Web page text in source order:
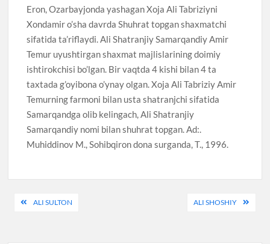
Eron, Ozarbayjonda yashagan Xoja Ali Tabriziyni
Xondamir o’sha davrda Shuhrat topgan shaxmatchi
sifatida ta’riflaydi. Ali Shatranjiy Samarqandiy Amir
Temur uyushtirgan shaxmat majlislarining doimiy
ishtirokchisi bo’lgan. Bir vaqtda 4 kishi bilan 4 ta
taxtada g’oyibona o’ynay olgan. Xoja Ali Tabriziy Amir
Temurning farmoni bilan usta shatranjchi sifatida
Samarqandga olib kelingach, Ali Shatranjiy
Samarqandiy nomi bilan shuhrat topgan. Ad:.
Muhiddinov M., Sohibqiron dona surganda, T., 1996.
PostALI SULTON ALI SHOSHIY